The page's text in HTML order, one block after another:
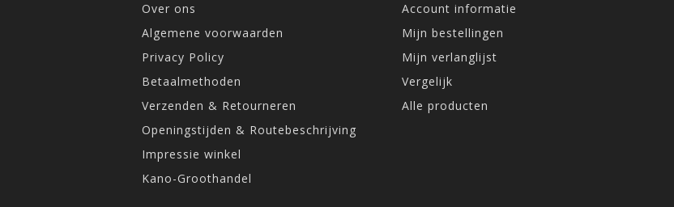
Over ons
Algemene voorwaarden
Privacy Policy
Betaalmethoden
Verzenden & Retourneren
Openingstijden & Routebeschrijving
Impressie winkel
Kano-Groothandel
Account informatie
Mijn bestellingen
Mijn verlanglijst
Vergelijk
Alle producten